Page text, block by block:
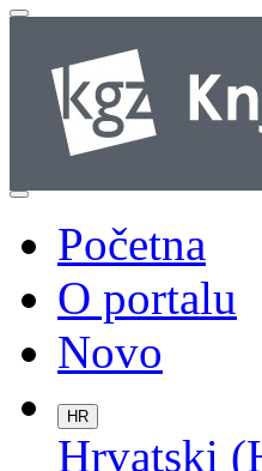
Početna
O portalu
Novo
HR
Hrvatski